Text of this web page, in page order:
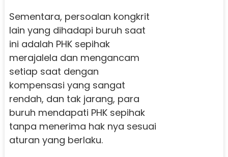
Sementara, persoalan kongkrit
lain yang dihadapi buruh saat
ini adalah PHK sepihak
merajalela dan mengancam
setiap saat dengan
kompensasi yang sangat
rendah, dan tak jarang, para
buruh mendapati PHK sepihak
tanpa menerima hak nya sesuai
aturan yang berlaku.